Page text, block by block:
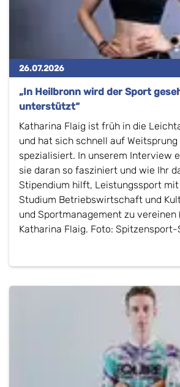
26.07.2026
„In Heilbronn wird der Sport
unterstützt“
Katharina Flaig ist früh in die
und hat sich schnell auf
spezialisiert. In unserem Interview
sie daran so fasziniert und wie Ihr
Stipendium hilft, Leistungssport
Studium Betriebswirtschaft und
und Sportmanagement zu vereinen
Katharina Flaig. Foto: Spitzensport-